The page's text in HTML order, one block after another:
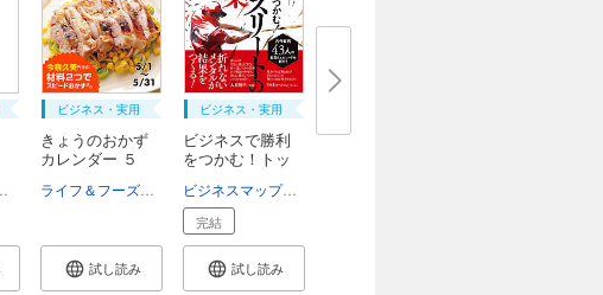
ビジネス・実用
きょうのおかず
カレンダー ５
試し読み
ビジネス・実用
ビジネスで勝利
をつかむ！トッ
ビジネスマップ編集部
完結
試し読み